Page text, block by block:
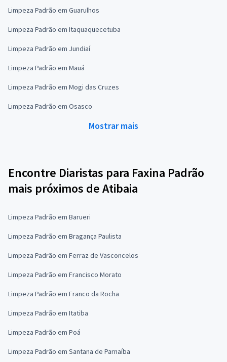
Limpeza Padrão em Guarulhos
Limpeza Padrão em Itaquaquecetuba
Limpeza Padrão em Jundiaí
Limpeza Padrão em Mauá
Limpeza Padrão em Mogi das Cruzes
Limpeza Padrão em Osasco
Mostrar mais
Encontre Diaristas para Faxina Padrão
mais próximos de Atibaia
Limpeza Padrão em Barueri
Limpeza Padrão em Bragança Paulista
Limpeza Padrão em Ferraz de Vasconcelos
Limpeza Padrão em Francisco Morato
Limpeza Padrão em Franco da Rocha
Limpeza Padrão em Itatiba
Limpeza Padrão em Poá
Limpeza Padrão em Santana de Parnaíba